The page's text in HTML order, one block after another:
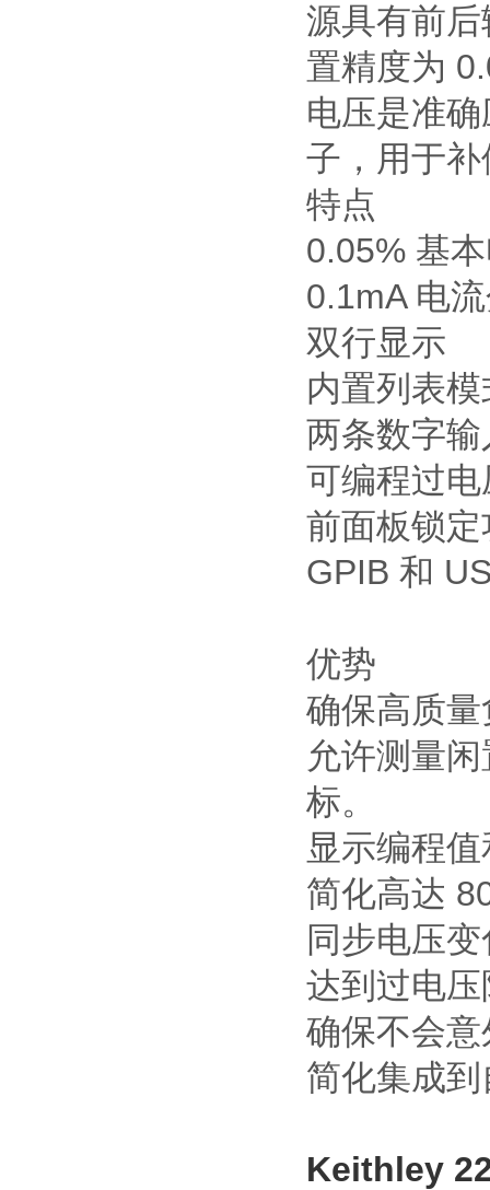
源具有前
置精度为
电压是准
子，用于
特点
0.05% 基
0.1mA 电
双行显示
内置列表模
两条数字
可编程过
前面板锁定
GPIB 和
优势
确保高质
允许测量
标。
显示编程
简化高达
同步电压
达到过电
确保不会
简化集成
Keithley